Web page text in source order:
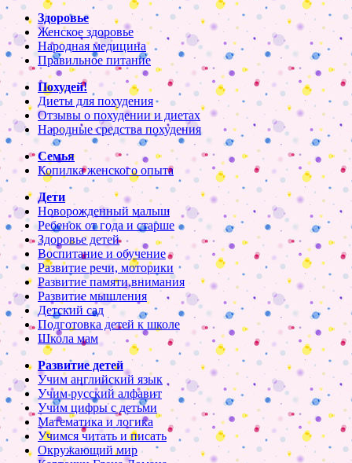
Здоровье
Женское здоровье
Народная медицина
Правильное питание
Похудей!
Диеты для похудения
Отзывы о похудении и диетах
Народные средства похудения
Семья
Копилка женского опыта
Дети
Новорожденный малыш
Ребенок от года и старше
Здоровье детей
Воспитание и обучение
Развитие речи, моторики
Развитие памяти,внимания
Развитие мышления
Детский сад
Подготовка детей к школе
Школа мам
Развитие детей
Учим английский язык
Учим русский алфавит
Учим цифры с детьми
Математика и логика
Учимся читать и писать
Окружающий мир